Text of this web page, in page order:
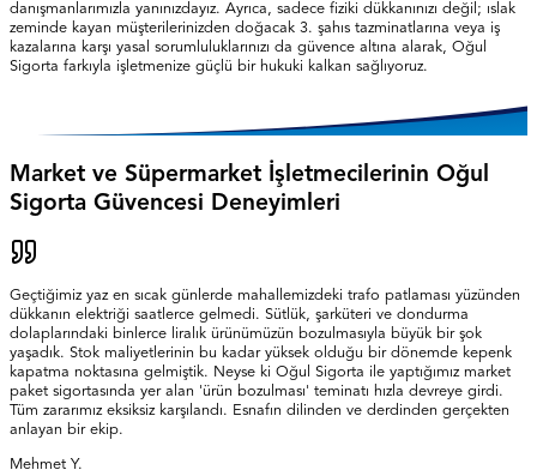
danışmanlarımızla yanınızdayız. Ayrıca, sadece fiziki dükkanınızı değil; ıslak
zeminde kayan müşterilerinizden doğacak 3. şahıs tazminatlarına veya iş
kazalarına karşı yasal sorumluluklarınızı da güvence altına alarak, Oğul
Sigorta farkıyla işletmenize güçlü bir hukuki kalkan sağlıyoruz.
Market ve Süpermarket İşletmecilerinin Oğul
Sigorta Güvencesi Deneyimleri
Geçtiğimiz yaz en sıcak günlerde mahallemizdeki trafo patlaması yüzünden
dükkanın elektriği saatlerce gelmedi. Sütlük, şarküteri ve dondurma
dolaplarındaki binlerce liralık ürünümüzün bozulmasıyla büyük bir şok
yaşadık. Stok maliyetlerinin bu kadar yüksek olduğu bir dönemde kepenk
kapatma noktasına gelmiştik. Neyse ki Oğul Sigorta ile yaptığımız market
paket sigortasında yer alan 'ürün bozulması' teminatı hızla devreye girdi.
Tüm zararımız eksiksiz karşılandı. Esnafın dilinden ve derdinden gerçekten
anlayan bir ekip.
Mehmet Y.